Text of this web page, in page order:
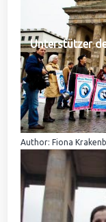
Unterstützer
Author: Fiona